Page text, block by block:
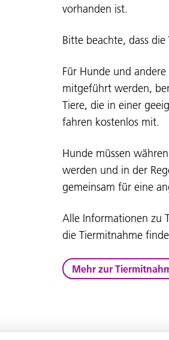
vorhanden ist.
Bitte beachte, dass die
Für Hunde und
mitgeführt werden,
Tiere, die in einer
fahren kostenlos mit.
Hunde müssen
werden und in der
gemeinsam für eine
Alle Informationen zu
die Tiermitnahme
Mehr zur